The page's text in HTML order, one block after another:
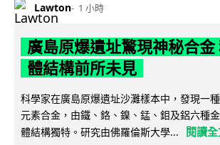
Lawton 1 小時
廣島原爆遺址驚現神秘合金
體結構前所未見
科學家在廣島原爆遺址沙灘樣本中，發現一
元素合金，由鐵、鉻、鎳、錳、鉬及鋁六種
體結構獨特。研究由佛羅倫斯大學...
閱讀